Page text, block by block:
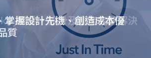
夥伴，設計及量產完整解決
掌握設計先機、創造成本優
質
張：可靠、智慧、健康